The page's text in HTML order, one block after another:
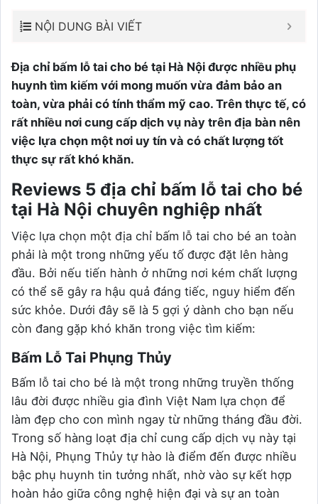
NỘI DUNG BÀI VIẾT
Địa chỉ bấm lỗ tai cho bé tại Hà Nội được nhiều phụ
huynh tìm kiếm với mong muốn vừa đảm bảo an
toàn, vừa phải có tính thẩm mỹ cao. Trên thực tế, có
rất nhiều nơi cung cấp dịch vụ này trên địa bàn nên
việc lựa chọn một nơi uy tín và có chất lượng tốt
thực sự rất khó khăn.
Reviews 5 địa chỉ bấm lỗ tai cho bé
tại Hà Nội chuyên nghiệp nhất
Việc lựa chọn một địa chỉ bấm lỗ tai cho bé an toàn
phải là một trong những yếu tố được đặt lên hàng
đầu. Bởi nếu tiến hành ở những nơi kém chất lượng
có thể sẽ gây ra hậu quả đáng tiếc, nguy hiểm đến
sức khỏe. Dưới đây sẽ là 5 gợi ý dành cho bạn nếu
còn đang gặp khó khăn trong việc tìm kiếm:
Bấm Lỗ Tai Phụng Thủy
Bấm lỗ tai cho bé là một trong những truyền thống
lâu đời được nhiều gia đình Việt Nam lựa chọn để
làm đẹp cho con mình ngay từ những tháng đầu đời.
Trong số hàng loạt địa chỉ cung cấp dịch vụ này tại
Hà Nội, Phụng Thủy tự hào là điểm đến được nhiều
bậc phụ huynh tin tưởng nhất, nhờ vào sự kết hợp
hoàn hảo giữa công nghệ hiện đại và sự an toàn